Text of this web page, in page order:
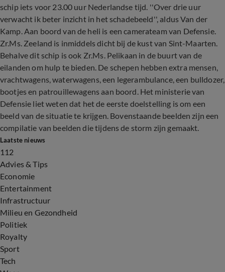
schip iets voor 23.00 uur Nederlandse tijd. ''Over drie uur
verwacht ik beter inzicht in het schadebeeld'', aldus Van der
Kamp. Aan boord van de heli is een camerateam van Defensie.
Zr.Ms. Zeeland is inmiddels dicht bij de kust van Sint-Maarten.
Behalve dit schip is ook Zr.Ms. Pelikaan in de buurt van de
eilanden om hulp te bieden. De schepen hebben extra mensen,
vrachtwagens, waterwagens, een legerambulance, een bulldozer,
bootjes en patrouillewagens aan boord. Het ministerie van
Defensie liet weten dat het de eerste doelstelling is om een
beeld van de situatie te krijgen. Bovenstaande beelden zijn een
compilatie van beelden die tijdens de storm zijn gemaakt.
Laatste nieuws
112
Advies & Tips
Economie
Entertainment
Infrastructuur
Milieu en Gezondheid
Politiek
Royalty
Sport
Tech